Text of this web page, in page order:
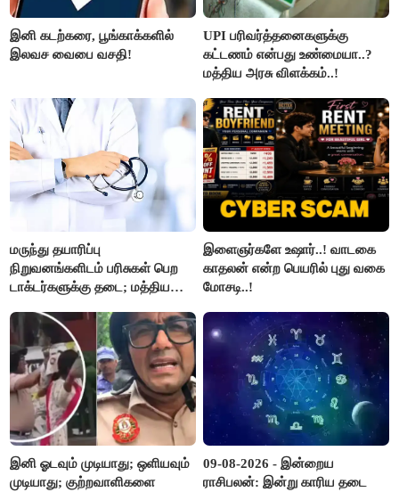
இனி கடற்கரை, பூங்காக்களில்
இலவச வைபை வசதி!
UPI பரிவர்த்தனைகளுக்கு
கட்டணம் என்பது உண்மையா..?
மத்திய அரசு விளக்கம்..!
மருந்து தயாரிப்பு
நிறுவனங்களிடம் பரிசுகள் பெற
டாக்டர்களுக்கு தடை; மத்திய
இளைஞர்களே உஷார்..! வாடகை
காதலன் என்ற பெயரில் புது வகை
மோசடி..!
இனி ஓடவும் முடியாது; ஒளியவும்
முடியாது; குற்றவாளிகளை
09-08-2026 - இன்றைய
ராசிபலன்: இன்று காரிய தடை